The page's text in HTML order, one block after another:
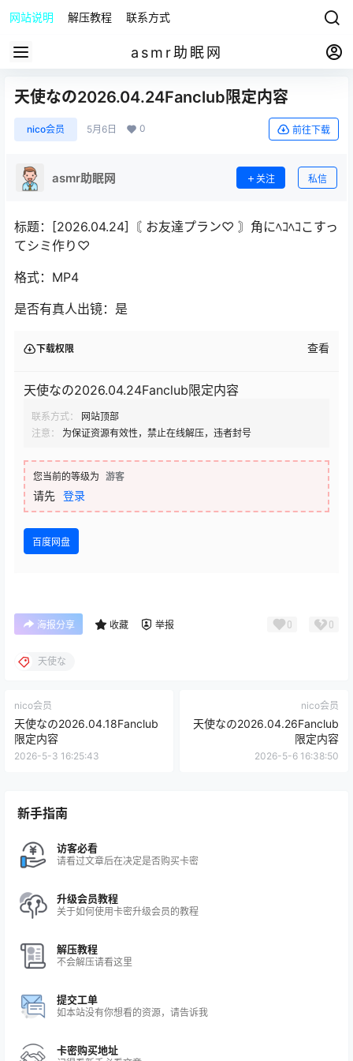
网站说明 解压教程 联系方式
asmr助眠网
天使なの2026.04.24Fanclub限定内容
nico会员 5月6日 0 前往下载
asmr助眠网 关注 私信
标题：[2026.04.24]〘 お友達プラン♡ 〙角にﾍｺﾍｺこすっ
てシミ作り♡
格式：MP4
是否有真人出镜：是
下载权限 查看
天使なの2026.04.24Fanclub限定内容
联系方式：
网站顶部
注意：
为保证资源有效性，禁止在线解压，违者封号
您当前的等级为 游客
请先 登录
百度网盘
海报分享 收藏 举报 0 0
天使な
nico会员
天使なの2026.04.18Fanclub
限定内容
2026-5-3 16:25:43
nico会员
天使なの2026.04.26Fanclub
限定内容
2026-5-6 16:38:50
新手指南
访客必看
请看过文章后在决定是否购买卡密
升级会员教程
关于如何使用卡密升级会员的教程
解压教程
不会解压请看这里
提交工单
如本站没有你想看的资源，请告诉我
卡密购买地址